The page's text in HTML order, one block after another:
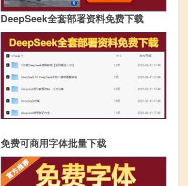
DeepSeek全套部署资料免费下载
免费可商用字体批量下载